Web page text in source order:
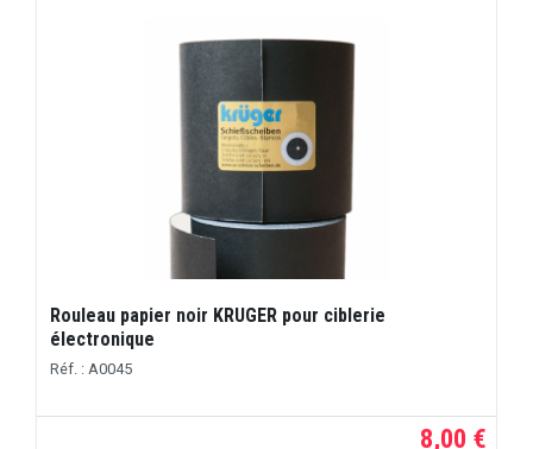
Rouleau papier noir KRUGER pour ciblerie
électronique
Réf. : A0045
8,00 €